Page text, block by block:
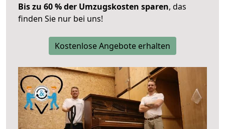
Bis zu 60 % der Umzugskosten sparen, das
finden Sie nur bei uns!
Kostenlose Angebote erhalten